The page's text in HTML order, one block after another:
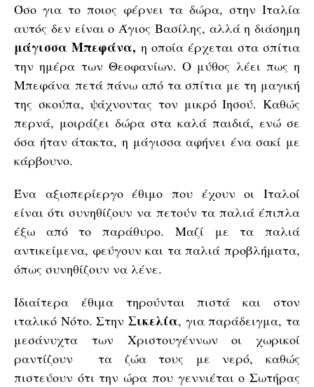
Όσο για το ποιος φέρνει τα δώρα, στην Ιταλία
αυτός δεν είναι ο Άγιος Βασίλης, αλλά η διάσημη
μάγισσα Μπεφάνα, η οποία έρχεται στα σπίτια
την ημέρα των Θεοφανίων. Ο μύθος λέει πως η
Μπεφάνα πετά πάνω από τα σπίτια με τη μαγική
της σκούπα, ψάχνοντας τον μικρό Ιησού. Καθώς
περνά, μοιράζει δώρα στα καλά παιδιά, ενώ σε
όσα ήταν άτακτα, η μάγισσα αφήνει ένα σακί με
κάρβουνο.
Ένα αξιοπερίεργο έθιμο που έχουν οι Ιταλοί
είναι ότι συνηθίζουν να πετούν τα παλιά έπιπλα
έξω από το παράθυρο. Μαζί με τα παλιά
αντικείμενα, φεύγουν και τα παλιά προβλήματα,
όπως συνηθίζουν να λένε.
Ιδιαίτερα έθιμα τηρούνται πιστά και στον
ιταλικό Νότο. Στην Σικελία, για παράδειγμα, τα
μεσάνυχτα των Χριστουγέννων οι χωρικοί
ραντίζουν τα ζώα τους με νερό, καθώς
πιστεύουν ότι την ώρα που γεννιέται ο Σωτήρας